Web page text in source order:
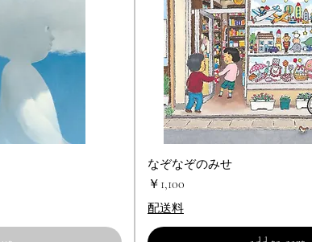
なぞなぞのみせ
価格
￥1,100
配送料